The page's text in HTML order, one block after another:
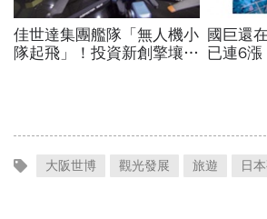
佳世達集團艦隊「無人機小
隊起飛」！投資新創擎壤、
國巨還
已連6漲
金股，
大阪世博 觀光發展 旅遊 日